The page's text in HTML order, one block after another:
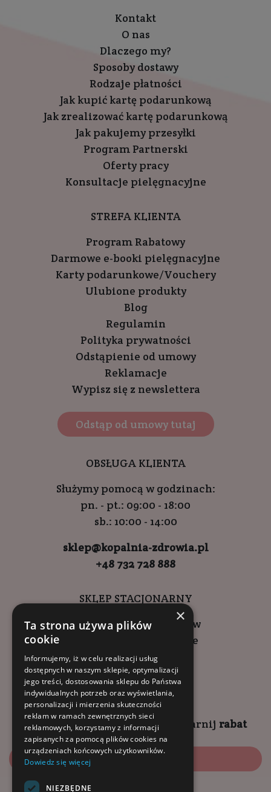
Kontakt
O nas
Dlaczego my?
Sposoby dostawy
Rodzaje płatności
Jak kupić kartę podarunkową
Jak zrealizować kartę podarunkową
Jak pakujemy przesyłki
Program Partnerski
Oferty pracy
Konsultacje pielęgnacyjne
STREFA KLIENTA
Program Rabatowy
Darmowe e-booki pielęgnacyjne
Karty podarunkowe/Vouchery
Ulubione produkty
Blog
Regulamin
Polityka prywatności
Odstąpienie od umowy
Reklamacje
Wypisz się z newslettera
Odstąp od umowy tutaj
OBSŁUGA KLIENTA
Służymy pomocą w godzinach:
pn. - pt.: 09:00 - 18:00
sb.: 10:00 - 14:00
sklep@kopalnia-zdrowia.pl
+48 732 728 888
SKLEP STACJONARNY
ul. Wadowicka 6, Kraków
Kompleks Buma Square
godziny otwarcia:
9:00 - 18:00 (pon-pt)
10:00 - 14:00 (sob)
Zapisz się naNEWSLETTER zgarnij rabat
Zapisz się
×
Ta strona używa plików
cookie
Informujemy, iż w celu realizacji usług
dostępnych w naszym sklepie, optymalizacji
jego treści, dostosowania sklepu do Państwa
indywidualnych potrzeb oraz wyświetlania,
personalizacji i mierzenia skuteczności
reklam w ramach zewnętrznych sieci
reklamowych, korzystamy z informacji
zapisanych za pomocą plików cookies na
urządzeniach końcowych użytkowników.
Dowiedz się więcej
NIEZBĘDNE